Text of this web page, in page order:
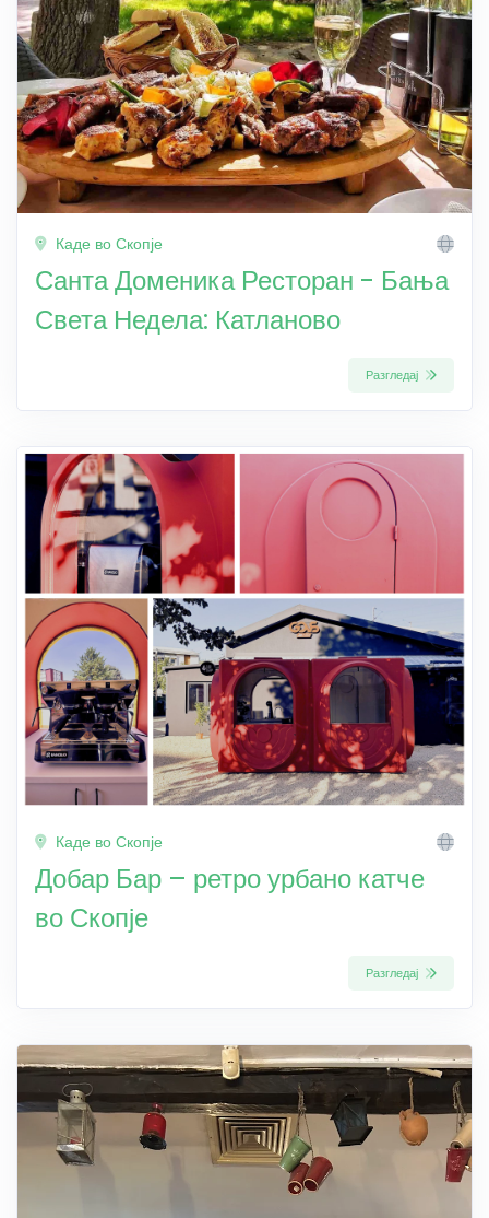
Каде во Скопје
Санта Доменика Ресторан - Бања
Света Недела: Катланово
Разгледај
Каде во Скопје
Добар Бар – ретро урбано катче
во Скопје
Разгледај